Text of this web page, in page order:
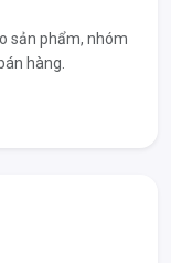
sản phẩm, nhóm
hàng.